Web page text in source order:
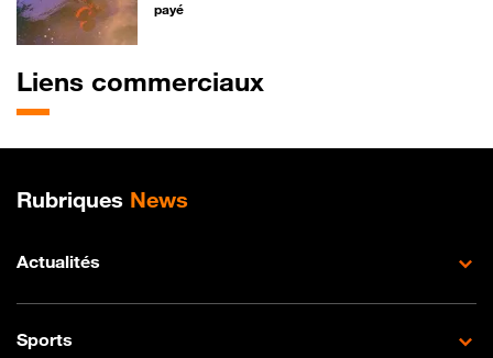
payé
Liens commerciaux
Plan de site
Rubriques News
Actualités
Sports